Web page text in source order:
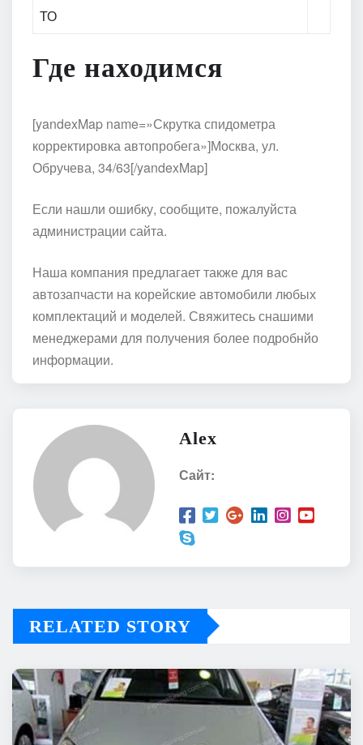
ТО
Где находимся
[yandexMap name=»Скрутка спидометра
корректировка автопробега»]Москва, ул.
Обручева, 34/63[/yandexMap]
Если нашли ошибку, сообщите, пожалуйста
администрации сайта.
Наша компания предлагает также для вас
автозапчасти на корейские автомобили любых
комплектаций и моделей. Свяжитесь снашими
менеджерами для получения более подробнйо
информации.
Alex
Сайт:
RELATED STORY